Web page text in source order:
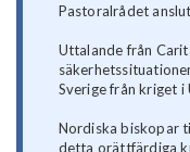
Pastoralrådet
Uttalande från
Sverige från kriget i
Nordiska biskopar
detta orättfärdiga